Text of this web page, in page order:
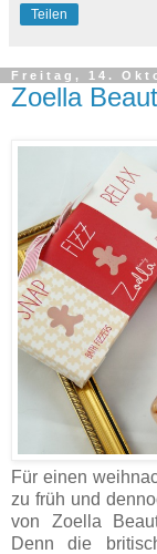
Teilen
Freitag, 14.
Zoella
Für einen
zu früh und
von Zoella
Denn die